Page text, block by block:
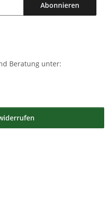
Abonnieren
Beratung unter: